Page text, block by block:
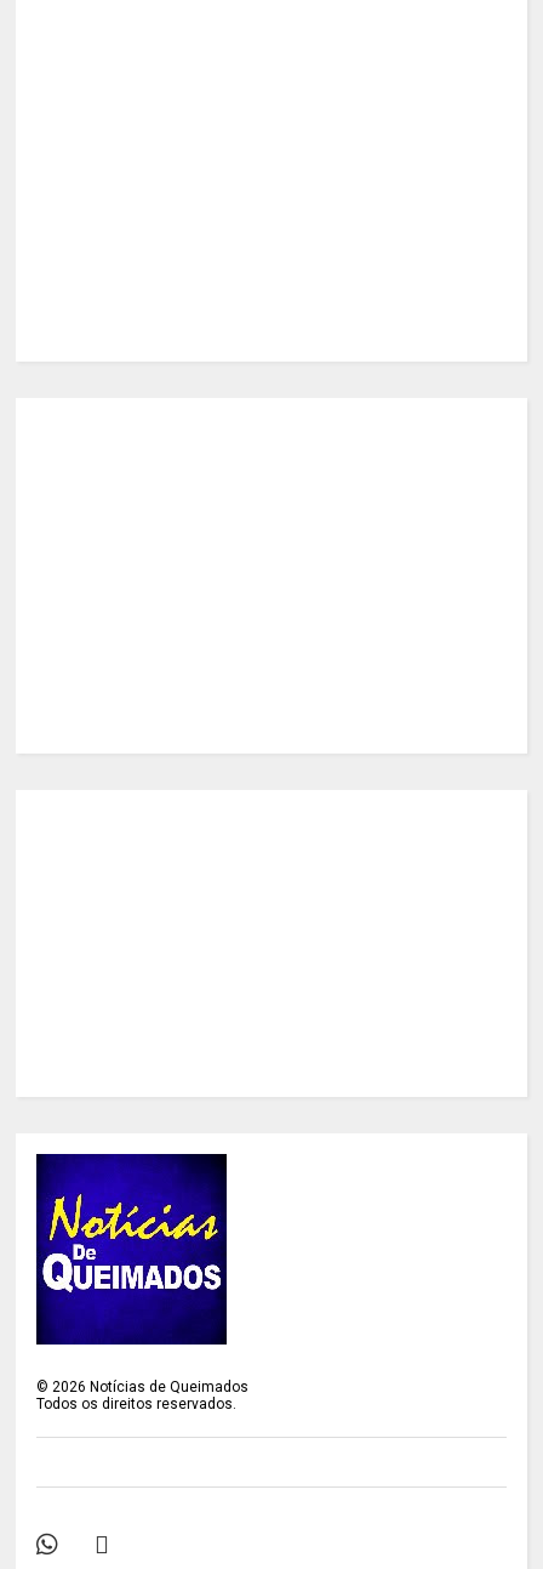
© 2026 Notícias de Queimados
Todos os direitos reservados.